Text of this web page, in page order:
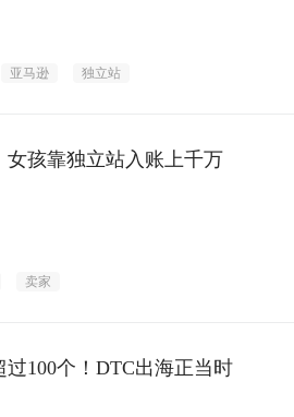
亚马逊 独立站
女孩靠独立站入账上千万
卖家
100个！DTC出海正当时